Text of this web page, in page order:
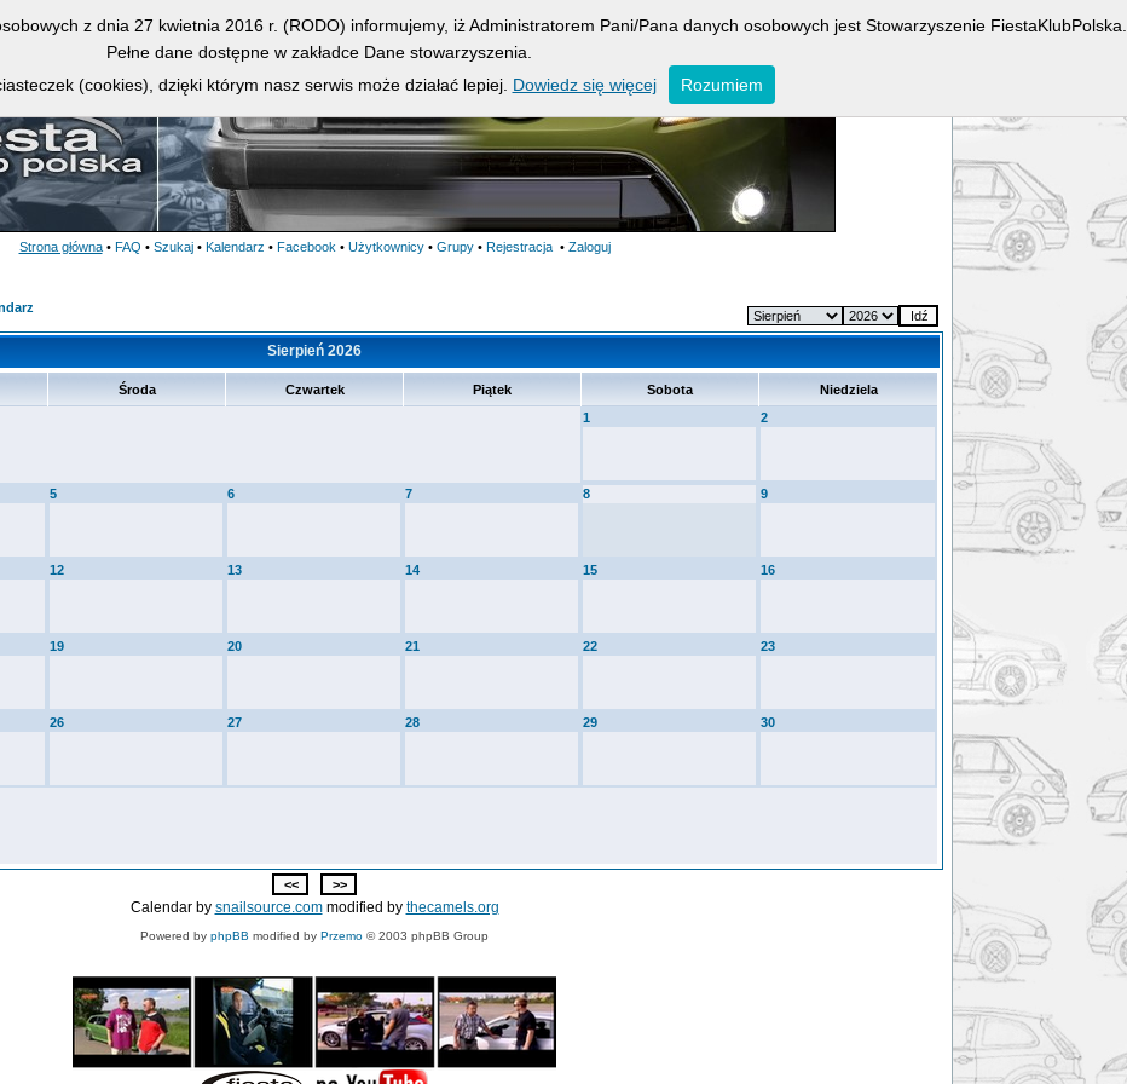
Strona główna • FAQ • Szukaj • Kalendarz • Facebook • Użytkownicy • Grupy • Rejestracja • Zaloguj
Sierpień 2026
Środa Czwartek Piątek Sobota
Niedziela
1
2
5 6 7 8 9
12 13 14 15 16
19 20 21 22 23
26 27 28 29 30
Calendar by snailsource.commodified by thecamels.org
Powered by phpBB modified by Przemo © 2003 phpBB Group
z dnia 27 kwietnia 2016 r. (RODO) informujemy, iż Administratorem Pani/Pana danych osobowych jest Stowarzyszenie FiestaKlubPolska.
Pełne dane dostępne w zakładce Dane stowarzyszenia.
(cookies), dzięki którym nasz serwis może działać lepiej. Dowiedz się więcej Rozumiem